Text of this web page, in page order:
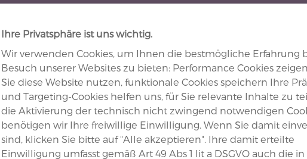
PsA axSpA (Morbus Bechterew) JIA
Ihre Privatsphäre ist uns wichtig.
Wir verwenden Cookies, um Ihnen die bestmögliche Erfahrung
Besuch unserer Websites zu bieten: Performance Cookies
Sie diese Website nutzen, funktionale Cookies speichern Ihre
und Targeting-Cookies helfen uns, für Sie relevante Inhalte zu
die Aktivierung der technisch nicht zwingend notwendigen
benötigen wir Ihre freiwillige Einwilligung. Wenn Sie damit
sind, klicken Sie bitte auf "Alle akzeptieren". Ihre damit erteilte
Einwilligung umfasst gemäß Art 49 Abs 1 lit a DSGVO auch die